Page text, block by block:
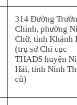
314 Đường
Chinh, phường
Chữ, tỉnh Khánh
(trụ sở Chi cục
THADS huyện
Hải, tỉnh Ninh
cũ)